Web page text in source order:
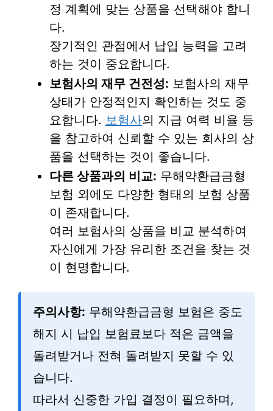
정 계획에 맞는 상품을 선택해야 합니
다.
장기적인 관점에서 납입 능력을 고려
하는 것이 중요합니다.
보험사의 재무 건전성: 보험사의 재무
상태가 안정적인지 확인하는 것도 중
요합니다. 보험사의 지급 여력 비율 등
을 참고하여 신뢰할 수 있는 회사의 상
품을 선택하는 것이 좋습니다.
다른 상품과의 비교: 무해약환급금형
보험 외에도 다양한 형태의 보험 상품
이 존재합니다.
여러 보험사의 상품을 비교 분석하여
자신에게 가장 유리한 조건을 찾는 것
이 현명합니다.
주의사항: 무해약환급금형 보험은 중도
해지 시 납입 보험료보다 적은 금액을
돌려받거나 전혀 돌려받지 못할 수 있
습니다.
따라서 신중한 가입 결정이 필요하며,